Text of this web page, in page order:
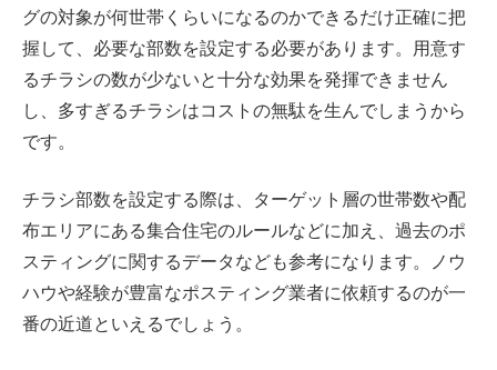
グの対象が何世帯くらいになるのかできるだけ正確に把
握して、必要な部数を設定する必要があります。用意す
るチラシの数が少ないと十分な効果を発揮できません
し、多すぎるチラシはコストの無駄を生んでしまうから
です。
チラシ部数を設定する際は、ターゲット層の世帯数や配
布エリアにある集合住宅のルールなどに加え、過去のポ
スティングに関するデータなども参考になります。ノウ
ハウや経験が豊富なポスティング業者に依頼するのが一
番の近道といえるでしょう。